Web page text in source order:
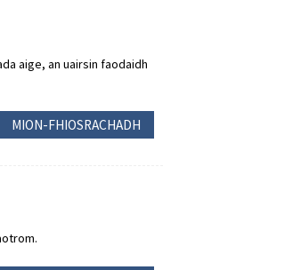
aige, an uairsin faodaidh
MION-FHIOSRACHADH